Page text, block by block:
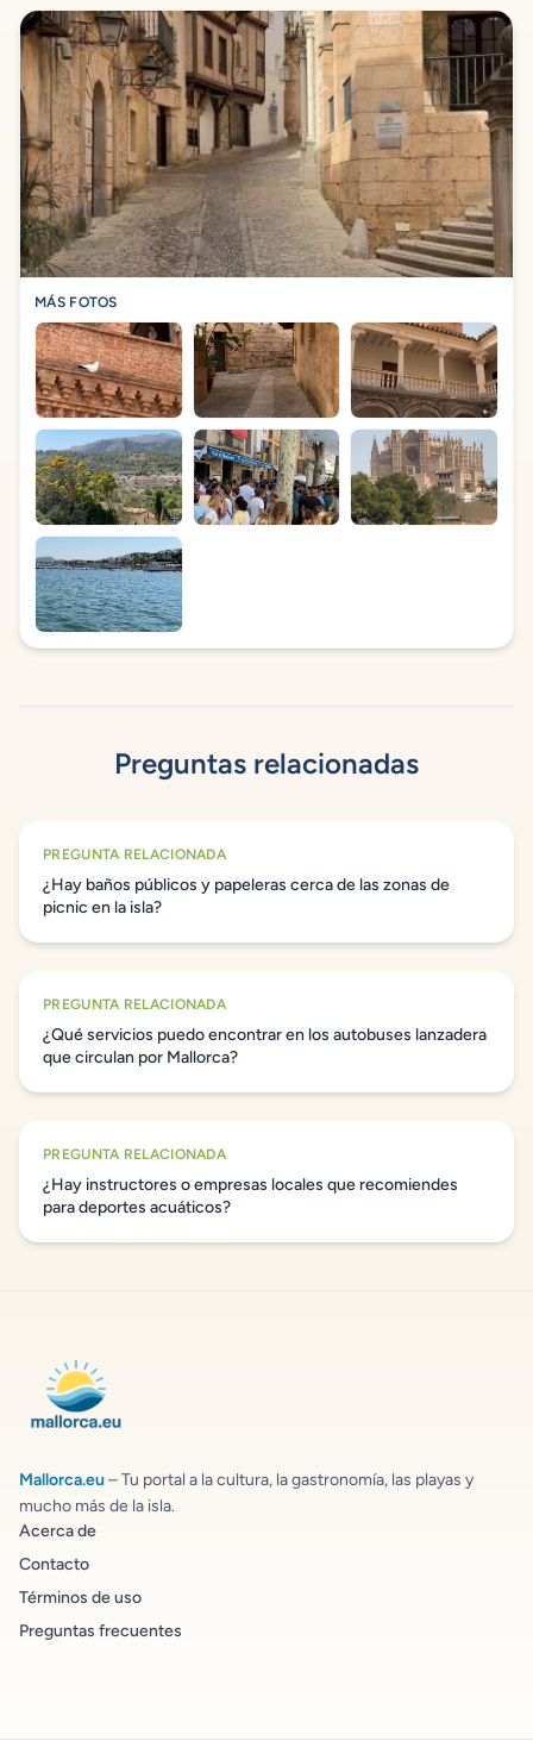
MÁS FOTOS
Preguntas relacionadas
PREGUNTA RELACIONADA
¿Hay baños públicos y papeleras cerca de las zonas de
picnic en la isla?
PREGUNTA RELACIONADA
¿Qué servicios puedo encontrar en los autobuses lanzadera
que circulan por Mallorca?
PREGUNTA RELACIONADA
¿Hay instructores o empresas locales que recomiendes
para deportes acuáticos?
Mallorca.eu – Tu portal a la cultura, la gastronomía, las playas y
mucho más de la isla.
Acerca de
Contacto
Términos de uso
Preguntas frecuentes